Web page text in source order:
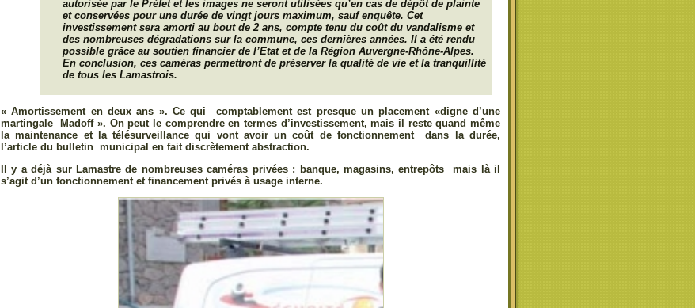
autorisée par le Préfet et les images ne seront utilisées qu’en cas de dépôt de plainte
et conservées pour une durée de vingt jours maximum, sauf enquête. Cet
investissement sera amorti au bout de 2 ans, compte tenu du coût du vandalisme et
des nombreuses dégradations sur la commune, ces dernières années. Il a été rendu
possible grâce au soutien financier de l’Etat et de la Région Auvergne-Rhône-Alpes.
En conclusion, ces caméras permettront de préserver la qualité de vie et la tranquillité
de tous les Lamastrois.
« Amortissement en deux ans ». Ce qui comptablement est presque un placement «digne d’une
martingale Madoff ». On peut le comprendre en termes d’investissement, mais il reste quand même
la maintenance et la télésurveillance qui vont avoir un coût de fonctionnement dans la durée,
l’article du bulletin municipal en fait discrètement abstraction.
Il y a déjà sur Lamastre de nombreuses caméras privées : banque, magasins, entrepôts mais là il
s’agit d’un fonctionnement et financement privés à usage interne.